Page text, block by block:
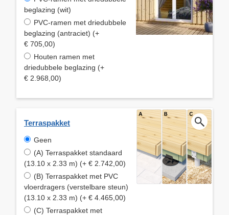
beglazing (wit)
PVC-ramen met driedubbele
beglazing (antraciet) (+
€ 705,00)
Houten ramen met
driedubbele beglazing (+
€ 2.968,00)
Terraspakket
Geen
(A) Terraspakket standaard
(13.10 x 2.33 m) (+ € 2.742,00)
(B) Terraspakket met PVC
vloerdragers (verstelbare steun)
(13.10 x 2.33 m) (+ € 4.465,00)
(C) Terraspakket met